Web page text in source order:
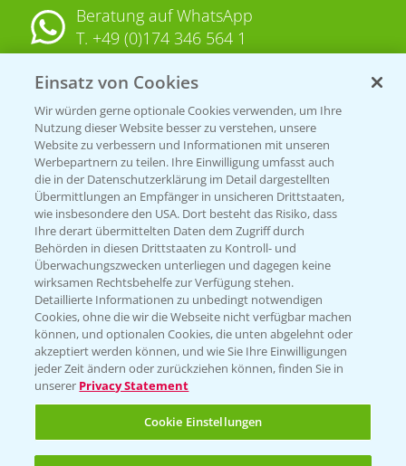
Beratung auf WhatsApp
T. +49 (0)174 346 564 1
KONTAKT
Hilfe in Notfällen
T.+49 (0)214/30-20220
Folgen Sie uns
Einsatz von Cookies
Wir würden gerne optionale Cookies verwenden, um Ihre
Nutzung dieser Website besser zu verstehen, unsere
Website zu verbessern und Informationen mit unseren
Werbepartnern zu teilen. Ihre Einwilligung umfasst auch
die in der Datenschutzerklärung im Detail dargestellten
Übermittlungen an Empfänger in unsicheren Drittstaaten,
wie insbesondere den USA. Dort besteht das Risiko, dass
Ihre derart übermittelten Daten dem Zugriff durch
Behörden in diesen Drittstaaten zu Kontroll- und
Überwachungszwecken unterliegen und dagegen keine
wirksamen Rechtsbehelfe zur Verfügung stehen.
Detaillierte Informationen zu unbedingt notwendigen
Cookies, ohne die wir die Webseite nicht verfügbar machen
können, und optionalen Cookies, die unten abgelehnt oder
akzeptiert werden können, und wie Sie Ihre Einwilligungen
jeder Zeit ändern oder zurückziehen können, finden Sie in
unserer Privacy Statement
Cookie Einstellungen